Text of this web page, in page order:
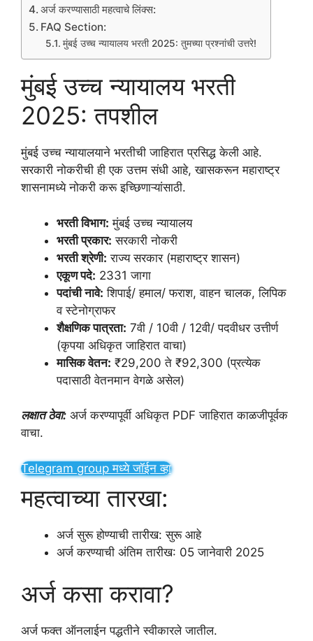
अर्ज करण्यासाठी महत्वाचे लिंक्स:
FAQ Section:
मुंबई उच्च न्यायालय भरती 2025: तुमच्या प्रश्नांची उत्तरे!
मुंबई उच्च न्यायालय भरती
2025: तपशील
मुंबई उच्च न्यायालयाने भरतीची जाहिरात प्रसिद्ध केली आहे.
सरकारी नोकरीची ही एक उत्तम संधी आहे, खासकरून महाराष्ट्र
शासनामध्ये नोकरी करू इच्छिणाऱ्यांसाठी.
भरती विभाग: मुंबई उच्च न्यायालय
भरती प्रकार: सरकारी नोकरी
भरती श्रेणी: राज्य सरकार (महाराष्ट्र शासन)
एकूण पदे: 2331 जागा
पदांची नावे: शिपाई/ हमाल/ फराश, वाहन चालक, लिपिक
व स्टेनोग्राफर
शैक्षणिक पात्रता: 7वी / 10वी / 12वी/ पदवीधर उत्तीर्ण
(कृपया अधिकृत जाहिरात वाचा)
मासिक वेतन: ₹29,200 ते ₹92,300 (प्रत्येक
पदासाठी वेतनमान वेगळे असेल)
लक्षात ठेवा: अर्ज करण्यापूर्वी अधिकृत PDF जाहिरात काळजीपूर्वक
वाचा.
Telegram group मध्ये जॉईन व्हा
महत्वाच्या तारखा:
अर्ज सुरू होण्याची तारीख: सुरू आहे
अर्ज करण्याची अंतिम तारीख: 05 जानेवारी 2025
अर्ज कसा करावा?
अर्ज फक्त ऑनलाईन पद्धतीने स्वीकारले जातील.